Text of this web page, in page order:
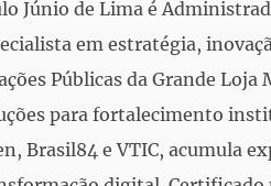
Júnio de Lima é
em estratégia,
Públicas da Grande
para fortalecimento
Brasil84 e VTIC, acumula